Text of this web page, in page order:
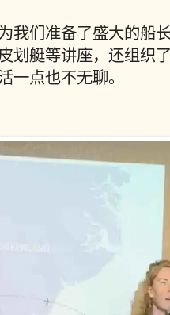
我们准备了盛大的船
划艇等讲座，还组织
一点也不无聊。